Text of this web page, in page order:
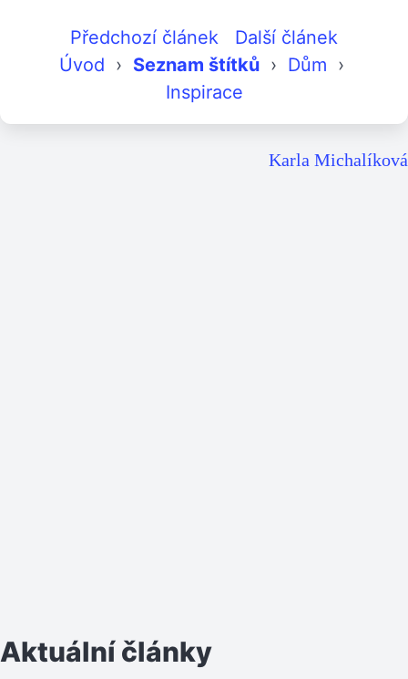
Předchozí článek
Další článek
Úvod › Seznam štítků› Dům ›
Inspirace
Karla Michalíková
Aktuální články